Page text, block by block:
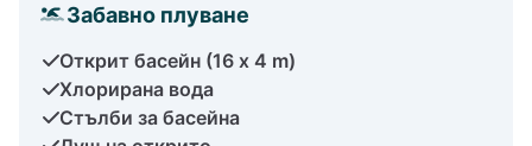
Забавно плуване
Открит басейн (16 x 4 m)
Хлорирана вода
Стълби за басейна